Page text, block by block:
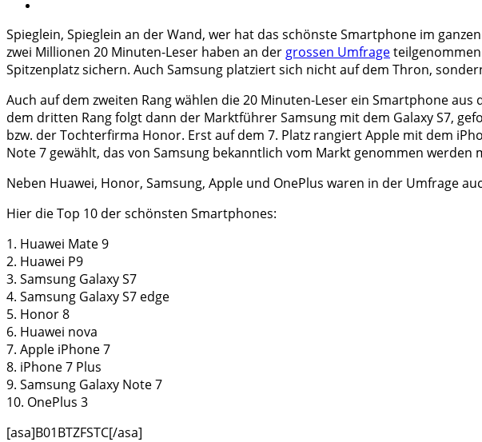
Spieglein, Spieglein an der Wand, wer hat das schönste Smartphone im
zwei Millionen 20 Minuten-Leser haben an der grossen Umfrage
Spitzenplatz sichern. Auch Samsung platziert sich nicht auf dem Thron,
Auch auf dem zweiten Rang wählen die 20 Minuten-Leser ein Smartphone
dem dritten Rang folgt dann der Marktführer Samsung mit dem Galaxy S7,
bzw. der Tochterfirma Honor. Erst auf dem 7. Platz rangiert Apple mit dem
Note 7 gewählt, das von Samsung bekanntlich vom Markt genommen
Neben Huawei, Honor, Samsung, Apple und OnePlus waren in der Umfrage
Hier die Top 10 der schönsten Smartphones:
1. Huawei Mate 9
2. Huawei P9
3. Samsung Galaxy S7
4. Samsung Galaxy S7 edge
5. Honor 8
6. Huawei nova
7. Apple iPhone 7
8. iPhone 7 Plus
9. Samsung Galaxy Note 7
10. OnePlus 3
[asa]B01BTZFSTC[/asa]